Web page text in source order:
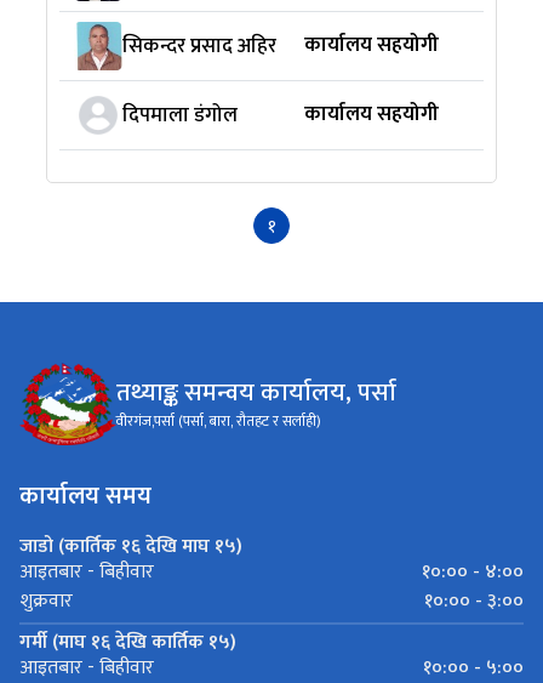
सिकन्दर प्रसाद अहिर कार्यालय सहयोगी
दिपमाला डंगोल कार्यालय सहयोगी
१
तथ्याङ्क समन्वय कार्यालय, पर्सा
वीरगंज,पर्सा (पर्सा, बारा, रौतहट र सर्लाही)
कार्यालय समय
जाडो (कार्तिक १६ देखि माघ १५)
आइतबार - बिहीवार
१०:०० - ४:००
शुक्रवार
१०:०० - ३:००
गर्मी (माघ १६ देखि कार्तिक १५)
आइतबार - बिहीवार
१०:०० - ५:००